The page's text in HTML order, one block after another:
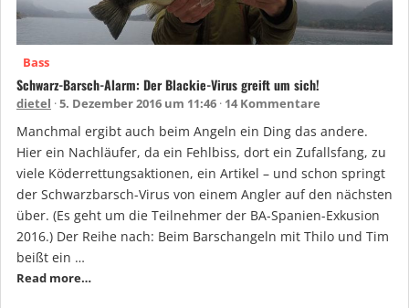
Bass
Schwarz-Barsch-Alarm: Der Blackie-Virus greift um sich!
dietel 5. Dezember 2016 um 11:46 14 Kommentare
Manchmal ergibt auch beim Angeln ein Ding das andere.
Hier ein Nachläufer, da ein Fehlbiss, dort ein Zufallsfang, zu
viele Köderrettungsaktionen, ein Artikel – und schon springt
der Schwarzbarsch-Virus von einem Angler auf den nächsten
über. (Es geht um die Teilnehmer der BA-Spanien-Exkusion
2016.) Der Reihe nach: Beim Barschangeln mit Thilo und Tim
beißt ein …
Read more…